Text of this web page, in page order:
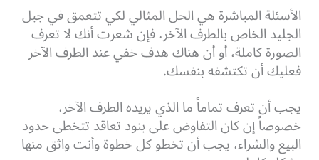
الأسئلة المباشرة هي الحل المثالي لكي تتعمق في جبل
الجليد الخاص بالطرف الآخر، فإن شعرت أنك لا تعرف
الصورة كاملة، أو أن هناك هدف خفي عند الطرف الآخر
فعليك أن تكتشفه بنفسك.
يجب أن تعرف تماماً ما الذي يريده الطرف الآخر،
خصوصاً إن كان التفاوض على بنود تعاقد تتخطى حدود
البيع والشراء، يجب أن تخطو كل خطوة وأنت واثق منها